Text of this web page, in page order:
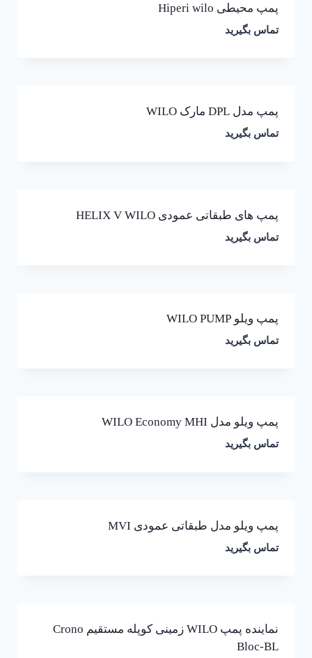
پمپ محیطی Hiperi wilo
تماس بگیرید
پمپ مدل DPL مارک WILO
تماس بگیرید
پمپ های طبقاتی عمودی HELIX V WILO
تماس بگیرید
پمپ ویلو WILO PUMP
تماس بگیرید
پمپ ویلو مدل WILO Economy MHI
تماس بگیرید
پمپ ویلو مدل طبقاتی عمودی MVI
تماس بگیرید
نماینده پمپ WILO زمینی کوپله مستقیم Crono
Bloc-BL